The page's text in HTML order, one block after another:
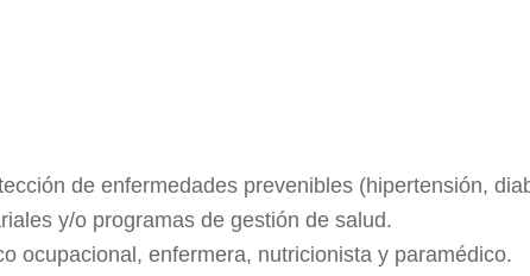
de enfermedades prevenibles (hipertensión,
y/o programas de gestión de salud.
ocupacional, enfermera, nutricionista y paramédico.